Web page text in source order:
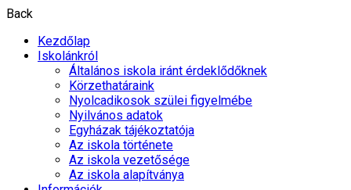
Back
Kezdőlap
Iskolánkról
Általános iskola iránt érdeklődőknek
Körzethatáraink
Nyolcadikosok szülei figyelmébe
Nyilvános adatok
Egyházak tájékoztatója
Az iskola története
Az iskola vezetősége
Az iskola alapítványa